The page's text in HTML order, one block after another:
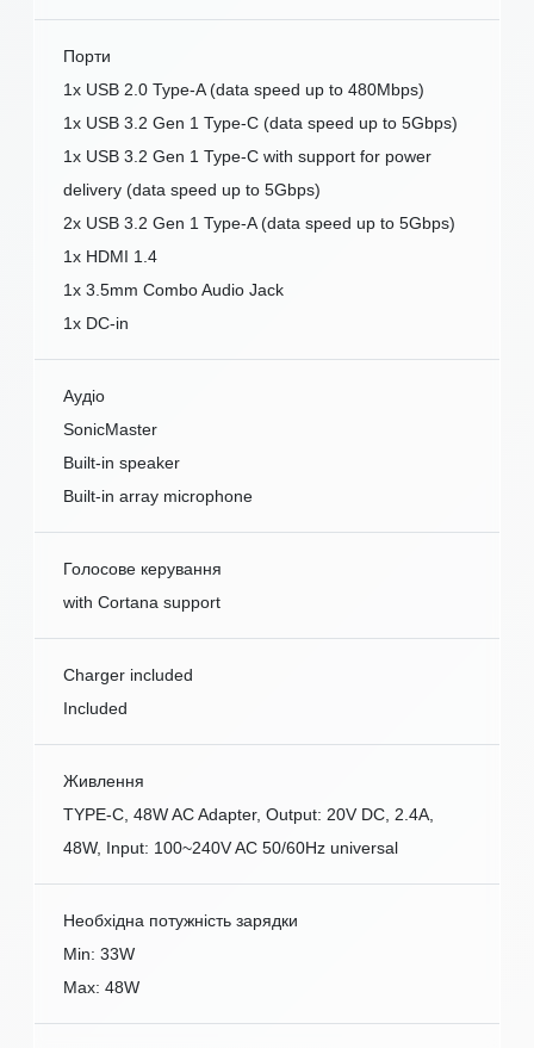
Порти
1x USB 2.0 Type-A (data speed up to 480Mbps)
1x USB 3.2 Gen 1 Type-C (data speed up to 5Gbps)
1x USB 3.2 Gen 1 Type-C with support for power
delivery (data speed up to 5Gbps)
2x USB 3.2 Gen 1 Type-A (data speed up to 5Gbps)
1x HDMI 1.4
1x 3.5mm Combo Audio Jack
1x DC-in
Аудіо
SonicMaster
Built-in speaker
Built-in array microphone
Голосове керування
with Cortana support
Charger included
Included
Живлення
TYPE-C, 48W AC Adapter, Output: 20V DC, 2.4A,
48W, Input: 100~240V AC 50/60Hz universal
Необхідна потужність зарядки
Min: 33W
Max: 48W